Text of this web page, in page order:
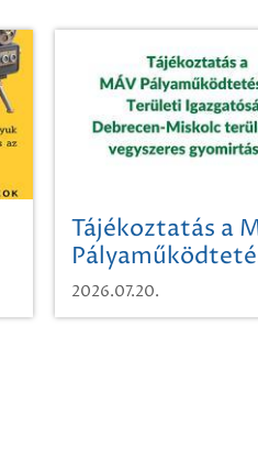
Tájékoztatás a
Területi
Debrecen-
2026.07.20.